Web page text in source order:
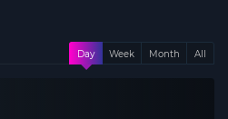
Day Week Month All